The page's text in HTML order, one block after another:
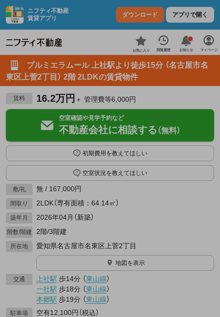
ニフティ不動産
賃貸アプリ
ダウンロード アプリで開く
お気に入り 閲覧履歴 お知らせ マイページ
プルミエラムール 上社駅より徒歩15分 （名古屋市名
東区上菅2丁目） 2階 2LDKの賃貸物件
賃料 16.2万円 ＋ 管理費等6,000円
空室確認や見学予約など
不動産会社に相談する （無料）
初期費用を教えてほしい
空室状況を教えてほしい
敷/礼 無 / 167,000円
間取り 2LDK（専有面積：64.14㎡）
築年月 2026年04月（新築）
階数/階建 2階/3階建
所在地 愛知県名古屋市名東区上菅2丁目
地図を表示
交通 上社駅 歩14分 （東山線）
一社駅 歩18分 （東山線）
本郷駅 歩19分 （東山線）
駐車場 空有12,100円（税込）